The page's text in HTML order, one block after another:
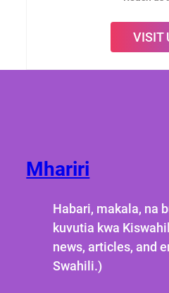
VISIT
Mhariri
Habari, makala, na
kuvutia kwa
news, articles, and
Swahili.)